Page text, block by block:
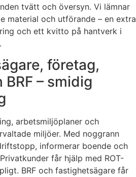
tvätt och översyn. Vi lämnar
material och utförande – en extra
och ett kvitto på hantverk i
företag,
– smidig
arbetsmiljöplaner och
miljöer. Med noggrann
informerar boende och
får hjälp med ROT-
BRF och fastighetsägare får